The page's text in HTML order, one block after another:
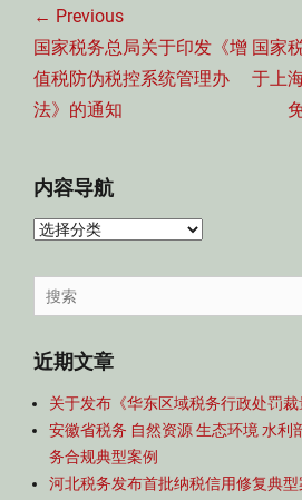
章
导
航
← Previous
Previous
post:
国家税务总局关于印发《增
值税防伪税控系统管理办
法》的通知
Next
post:
国家
于上
内容导航
内
导
航
Search
for:
近期文章
关于发布《华东区域税务行政处罚
安徽省税务 自然资源 生态环境 水利
务合规典型案例
河北税务发布首批纳税信用修复典型